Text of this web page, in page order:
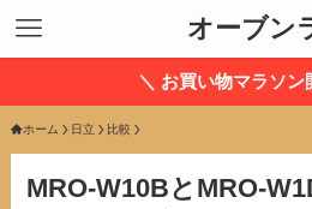
オーブン
＼ お買い物マラソン
ホーム 日立 比較
MRO-W10BとMRO-